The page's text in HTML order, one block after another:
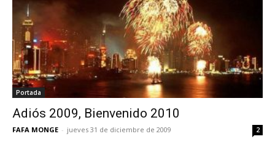
Portada
Adiós 2009, Bienvenido 2010
FAFA MONGE - jueves 31 de diciembre de 2009 2